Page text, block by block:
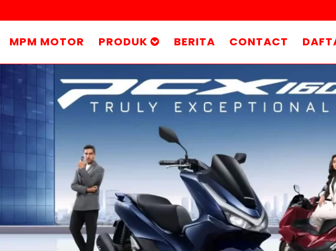
MPM MOTOR PRODUK BERITA CONTACT